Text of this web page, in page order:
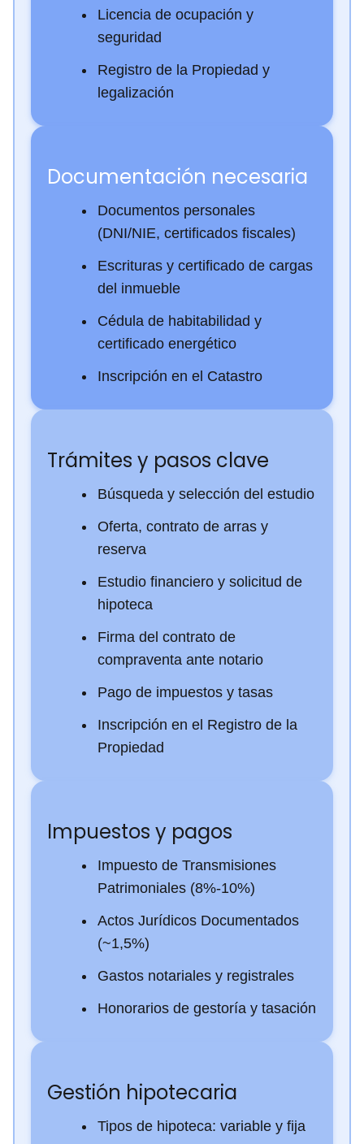
Licencia de ocupación y
seguridad
Registro de la Propiedad y
legalización
Documentación necesaria
Documentos personales
(DNI/NIE, certificados fiscales)
Escrituras y certificado de cargas
del inmueble
Cédula de habitabilidad y
certificado energético
Inscripción en el Catastro
Trámites y pasos clave
Búsqueda y selección del estudio
Oferta, contrato de arras y
reserva
Estudio financiero y solicitud de
hipoteca
Firma del contrato de
compraventa ante notario
Pago de impuestos y tasas
Inscripción en el Registro de la
Propiedad
Impuestos y pagos
Impuesto de Transmisiones
Patrimoniales (8%-10%)
Actos Jurídicos Documentados
(~1,5%)
Gastos notariales y registrales
Honorarios de gestoría y tasación
Gestión hipotecaria
Tipos de hipoteca: variable y fija